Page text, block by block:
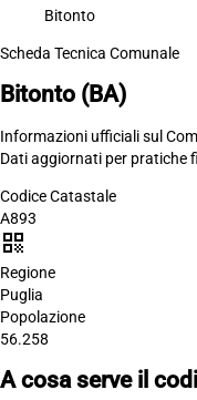
Bitonto
Scheda Tecnica Comunale
Bitonto (BA)
Informazioni ufficiali sul
Dati aggiornati per pratiche
Codice Catastale
A893
qr_code
Regione
Puglia
Popolazione
56.258
A cosa serve il